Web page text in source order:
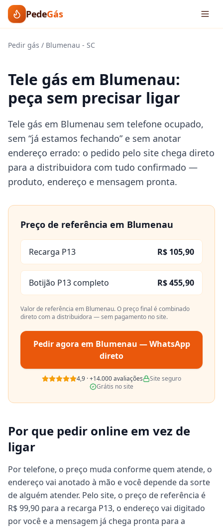
PedeGás
Pedir gás / Blumenau - SC
Tele gás em Blumenau:
peça sem precisar ligar
Tele gás em Blumenau sem telefone ocupado,
sem “já estamos fechando” e sem anotar
endereço errado: o pedido pelo site chega direto
para a distribuidora com tudo confirmado —
produto, endereço e mensagem pronta.
Preço de referência em Blumenau
Recarga P13 R$ 105,90
Botijão P13 completo R$ 455,90
Valor de referência em Blumenau. O preço final é combinado
direto com a distribuidora — sem pagamento no site.
Pedir agora em Blumenau — WhatsApp
direto
4,9 ·+14.000avaliações
Site seguro
Grátis no site
Por que pedir online em vez de
ligar
Por telefone, o preço muda conforme quem atende, o
endereço vai anotado à mão e você depende da sorte
de alguém atender. Pelo site, o preço de referência é
R$ 99,90 para a recarga P13, o endereço vai digitado
por você e a mensagem já chega pronta para a